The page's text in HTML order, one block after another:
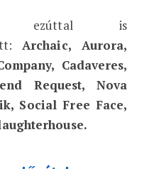
ezúttal is
Archaic, Aurora,
Cadaveres,
Request, Nova
Social Free Face,